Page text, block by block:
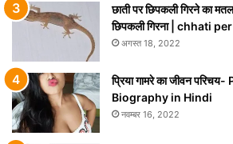
छाती पर छिपकली गिरने का
छिपकली गिरना | chhati
अगस्त 18, 2022
प्रिया गामरे का जीवन
Biography in Hindi
नवम्बर 16, 2022